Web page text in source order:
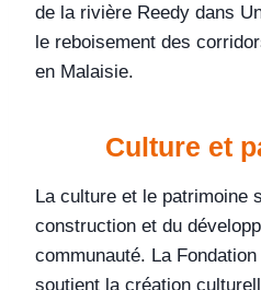
de la rivière Reedy dans
le reboisement des
en Malaisie.
Culture et
La culture et le patrimoine
construction et du
communauté. La
soutient la création